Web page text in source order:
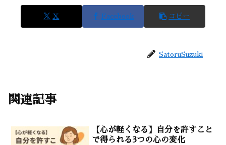
X Facebook コピー
SatoruSuzuki
関連記事
【心が軽くなる】自分を許すこと
で得られる3つの心の変化